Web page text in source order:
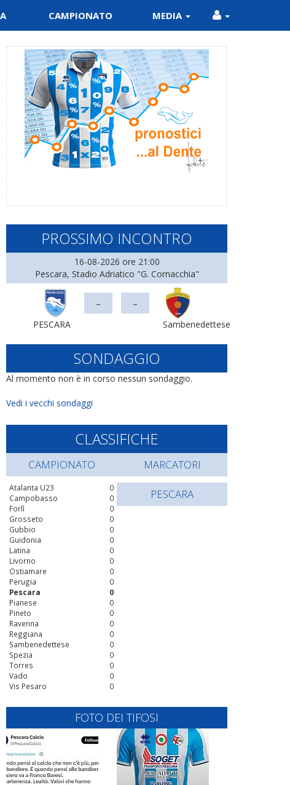
CAMPIONATO MEDIA
PROSSIMO INCONTRO
16-08-2026 ore 21:00
Pescara, Stadio Adriatico "G. Cornacchia"
PESCARA
- -
Sambenedettese
SONDAGGIO
Al momento non è in corso nessun sondaggio.
Vedi i vecchi sondaggi
CLASSIFICHE
CAMPIONATO
0
Atalanta U23
0
Campobasso
0
Forlì
0
Grosseto
0
Gubbio
0
Guidonia
0
Latina
0
Livorno
0
Ostiamare
0
Perugia
0
Pescara
0
Pianese
0
Pineto
0
Ravenna
0
Reggiana
0
Sambenedettese
0
Spezia
0
Torres
0
Vado
0
Vis Pesaro
MARCATORI
PESCARA
FOTO DEI TIFOSI